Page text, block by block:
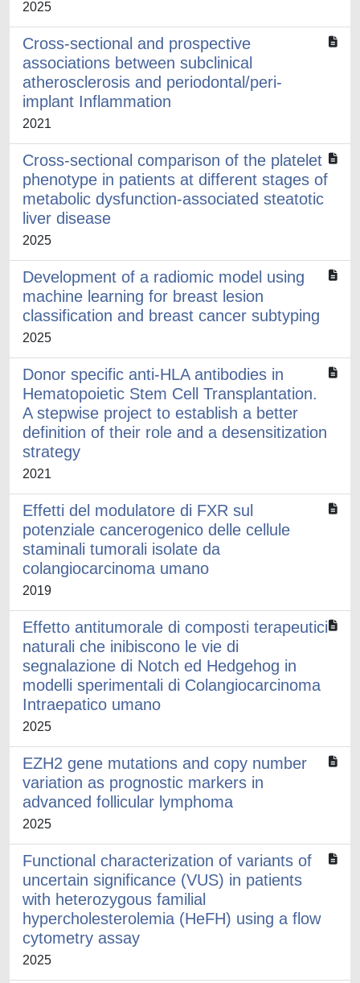
2025
Cross-sectional and prospective
associations between subclinical
atherosclerosis and periodontal/peri-
implant Inflammation
2021
Cross-sectional comparison of the platelet
phenotype in patients at different stages of
metabolic dysfunction-associated steatotic
liver disease
2025
Development of a radiomic model using
machine learning for breast lesion
classification and breast cancer subtyping
2025
Donor specific anti-HLA antibodies in
Hematopoietic Stem Cell Transplantation.
A stepwise project to establish a better
definition of their role and a desensitization
strategy
2021
Effetti del modulatore di FXR sul
potenziale cancerogenico delle cellule
staminali tumorali isolate da
colangiocarcinoma umano
2019
Effetto antitumorale di composti terapeutici
naturali che inibiscono le vie di
segnalazione di Notch ed Hedgehog in
modelli sperimentali di Colangiocarcinoma
Intraepatico umano
2025
EZH2 gene mutations and copy number
variation as prognostic markers in
advanced follicular lymphoma
2025
Functional characterization of variants of
uncertain significance (VUS) in patients
with heterozygous familial
hypercholesterolemia (HeFH) using a flow
cytometry assay
2025